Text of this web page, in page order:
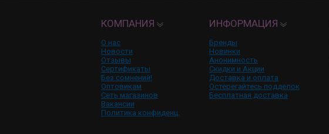
КОМПАНИЯ
О нас
Новости
Отзывы
Сертификаты
Без сомнений!
Оптовикам
Сеть магазинов
Вакансии
Политика конфиденц.
ИНФОРМАЦИЯ
Бренды
Новинки
Анонимность
Скидки и Акции
Доставка и оплата
Остерегайтесь подделок
Бесплатная доставка